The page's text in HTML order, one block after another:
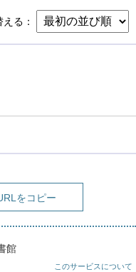
える
をコピー
館
このサービスについて